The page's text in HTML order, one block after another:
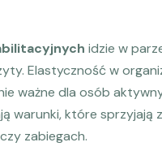
idzie w
Elastyczność w
ważne dla osób
które sprzyjają
zabiegach.